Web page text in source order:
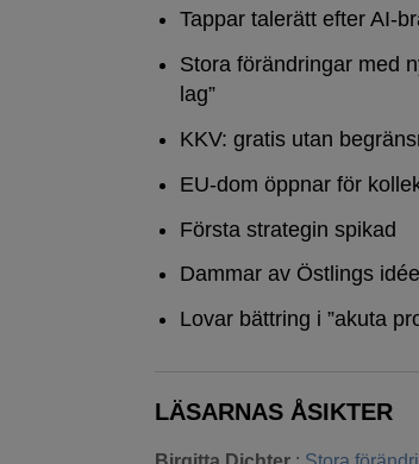
Tappar talerätt efter AI-
Stora förändringar med
lag”
KKV: gratis utan
EU-dom öppnar för
Första strategin spikad
Dammar av Östlings
Lovar bättring i ”akuta
LÄSARNAS ÅSIKTER